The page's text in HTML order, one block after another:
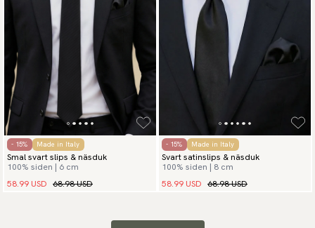
- 15% Made in Italy
Smal svart slips & näsduk
100% siden | 6 cm
58.99 USD 68.98 USD
- 15% Made in Italy
Svart satinslips & näsduk
100% siden | 8 cm
58.99 USD 68.98 USD